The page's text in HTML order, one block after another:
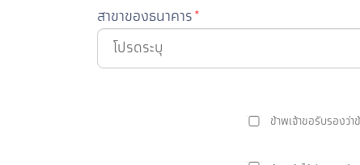
สาขาของธนาคาร*
ข้าพเจ้าขอรับรองว่